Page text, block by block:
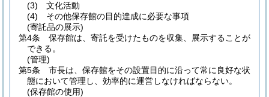
(3)
文化活動
(4)
その他保存館の目的達成に必要な事項
(寄託品の展示)
第4条
保存館は、寄託を受けたものを収集、展示することが
できる。
(管理)
第5条
市長は、保存館をその設置目的に沿って常に良好な状
態において管理し、効率的に運営しなければならない。
(保存館の使用)